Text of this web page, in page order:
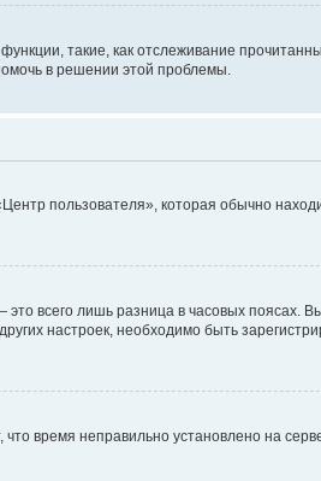
такие, как отслеживание
в решении этой проблемы.
пользователя», которая обычно
всего лишь разница в часовых поясах.
настроек, необходимо быть
время неправильно установлено на